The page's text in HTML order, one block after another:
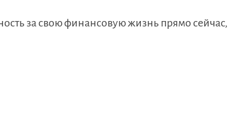
за свою финансовую жизнь прямо сейчас,